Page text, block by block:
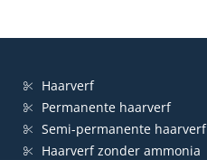
Haarverf
Permanente haarverf
Semi-permanente haarverf
Haarverf zonder ammonia